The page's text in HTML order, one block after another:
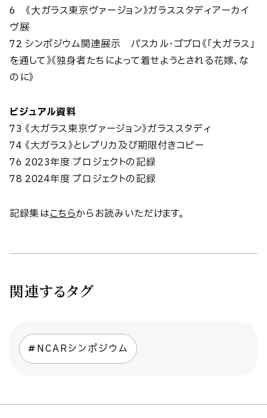
6 《⼤ガラス東京ヴァージョン》ガラススタディアーカイ
ヴ展
72 シンポジウム関連展示 パスカル・ゴブロ《「⼤ガラス」
を通して》《独身者たちによって着せようとされる花嫁、な
のに》
ビジュアル資料
73 《大ガラス東京ヴァージョン》ガラススタディ
74 《大ガラス》とレプリカ及び期限付きコピー
76 2023年度 プロジェクトの記録
78 2024年度 プロジェクトの記録
記録集はこちらからお読みいただけます。
関連するタグ
NCARシンポジウム